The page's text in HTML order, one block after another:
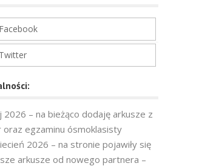
Facebook
Twitter
2026 – na bieżąco dodaję arkusze z
oraz egzaminu ósmoklasisty
2026 – na stronie pojawiły się
arkusze od nowego partnera –